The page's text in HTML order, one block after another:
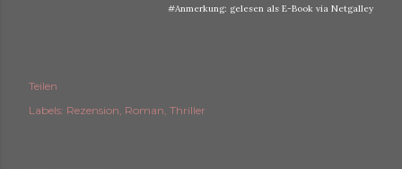
#Anmerkung: gelesen als E-Book via Netgalley
Teilen
Labels: Rezension Roman Thriller